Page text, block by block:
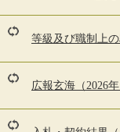
ジ
を
て
い
人
は
等級及び職制上
広報玄海（2026年